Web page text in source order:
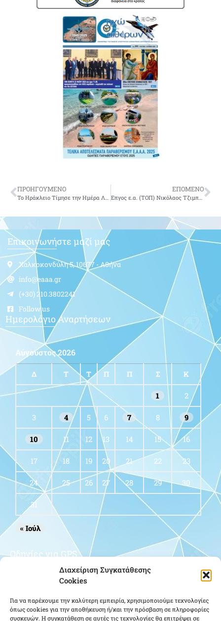
Διαχείριση Συγκατάθεσης
Cookies
Για να παρέχουμε την καλύτερη εμπειρία, χρησιμοποιούμε τεχνολογίες
όπως cookies για την αποθήκευση ή/και την πρόσβαση σε πληροφορίες
συσκευών. Η συγκατάθεση σε αυτές τις τεχνολογίες θα επιτρέψει σε
ΠΡΟΗΓΟΥΜΕΝΟ ΕΠΟΜΕΝΟ
Επικοινωνήστε μαζί μας
Χαλκοκονδύλη 5, 10677 - Αθήνα
info@eaaa.gr
(+30) 210.3802241
Follow us
Ημερολόγιο Αναρτήσεων
Αύγουστος 2026
Δ Τ Τ Π Π Σ Κ
1 2
3 4 5 6 7 8 9
10 11 12 13 14 15 16
17 18 19 20 21 22 23
24 25 26 27 28 29 30
31
« Ιούλ
Οδηγίες για GPS